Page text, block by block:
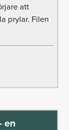
att
prylar. Filen
en